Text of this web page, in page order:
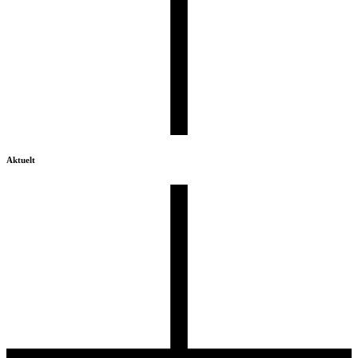
Aktuelt